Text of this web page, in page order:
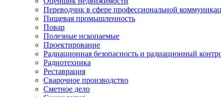
Переводчик в сфере профессиональной
Пищевая промышленность
Повар
Полезные ископаемые
Проектирование
Радиационная безопасность и радиационный
Радиотехника
Реставрация
Сварочное производство
Сметное дело